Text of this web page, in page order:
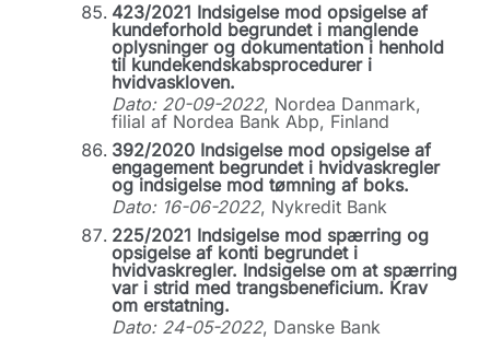
423/2021 Indsigelse mod opsigelse af
kundeforhold begrundet i manglende
oplysninger og dokumentation i henhold
til kundekendskabsprocedurer i
hvidvaskloven.
Dato: 20-09-2022, Nordea Danmark,
filial af Nordea Bank Abp, Finland
392/2020 Indsigelse mod opsigelse af
engagement begrundet i hvidvaskregler
og indsigelse mod tømning af boks.
Dato: 16-06-2022, Nykredit Bank
225/2021 Indsigelse mod spærring og
opsigelse af konti begrundet i
hvidvaskregler. Indsigelse om at spærring
var i strid med trangsbeneficium. Krav
om erstatning.
Dato: 24-05-2022, Danske Bank